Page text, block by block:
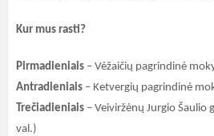
Kur mus rasti?
Pirmadieniais – Vėžaičių pagrindinė
Antradieniais – Ketvergių pagrindinė
Trečiadieniais – Veiviržėnų Jurgio
val.)